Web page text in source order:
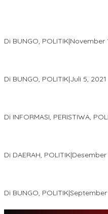
Di BUNGO, POLITIK|November
Di BUNGO, POLITIK|Juli 5, 2021
Di INFORMASI, PERISTIWA,
Di DAERAH, POLITIK|Desember
Di BUNGO, POLITIK|